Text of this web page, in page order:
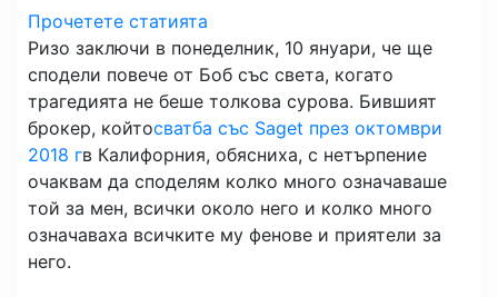
Прочетете статията
Ризо заключи в понеделник, 10 януари, че ще
сподели повече от Боб със света, когато
трагедията не беше толкова сурова. Бившият
брокер, койтосватба със Saget през октомври
2018 гв Калифорния, обясниха, с нетърпение
очаквам да споделям колко много означаваше
той за мен, всички около него и колко много
означаваха всичките му фенове и приятели за
него.